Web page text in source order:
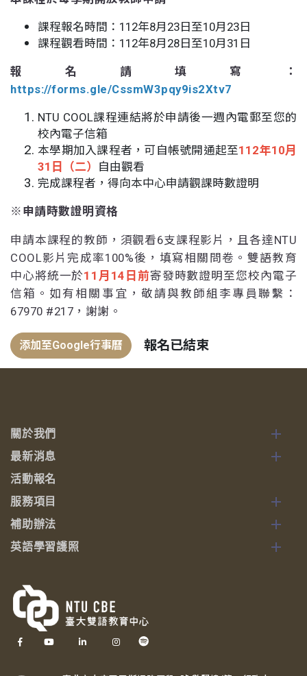
課程報名時間：112年8月23日至10月23日
課程觀看時間：112年8月28日至10月31日
報名請填寫：
https://forms.gle/CssmW3pqy9is2Xtv7
NTU COOL課程連結將於申請後一週內電郵至您的
校內電子信箱
本學期加入課程者，可自帳號開通起至112年10月
31日（二） 自由觀看
完成課程者，得向本中心申請觀課時數證明
※申請時數證明資格
申請本課程的教師，須觀看6支課程影片，且各達NTU
COOL影片完成率100%後，填寫相關問卷。雙語教育
中心將統一於11月14日前寄發時數證明至您校內電子
信箱。如有相關事宜，敬請與教師組李專員聯繫：
67970 #217，謝謝。
添加至Google行事曆 報名已結束
關於我們
最新消息
活動報名
服務項目
補助辦法
英語學習護照